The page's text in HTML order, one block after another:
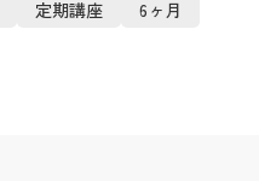
定期講座
6ヶ月